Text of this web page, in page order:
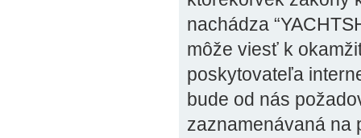
nachádza
môže viesť k
poskytovateľa
bude od nás
zaznamenávaná na